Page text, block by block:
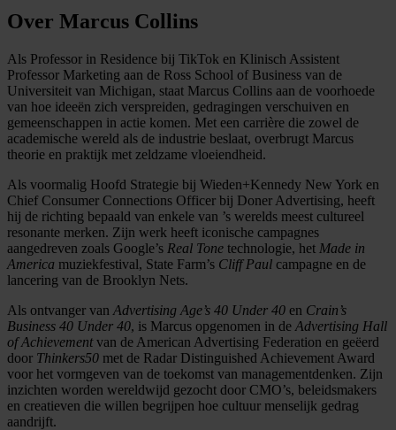
Over Marcus Collins
Als Professor in Residence bij TikTok en Klinisch Assistent
Professor Marketing aan de Ross School of Business van de
Universiteit van Michigan, staat Marcus Collins aan de voorhoede
van hoe ideeën zich verspreiden, gedragingen verschuiven en
gemeenschappen in actie komen. Met een carrière die zowel de
academische wereld als de industrie beslaat, overbrugt Marcus
theorie en praktijk met zeldzame vloeiendheid.
Als voormalig Hoofd Strategie bij Wieden+Kennedy New York en
Chief Consumer Connections Officer bij Doner Advertising, heeft
hij de richting bepaald van enkele van ’s werelds meest cultureel
resonante merken. Zijn werk heeft iconische campagnes
aangedreven zoals Google’s Real Tone technologie, het Made in
America muziekfestival, State Farm’s Cliff Paul campagne en de
lancering van de Brooklyn Nets.
Als ontvanger van Advertising Age’s 40 Under 40 en Crain’s
Business 40 Under 40, is Marcus opgenomen in de Advertising Hall
of Achievementvan de American Advertising Federation en geëerd
door Thinkers50 met de Radar Distinguished Achievement Award
voor het vormgeven van de toekomst van managementdenken. Zijn
inzichten worden wereldwijd gezocht door CMO’s, beleidsmakers
en creatieven die willen begrijpen hoe cultuur menselijk gedrag
aandrijft.